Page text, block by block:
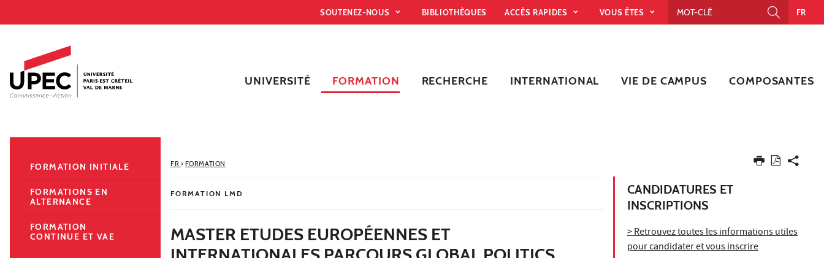
Accès directs
Recherche
Navigation secondaire
SOUTENEZ-NOUS BIBLIOTHÈQUES ACCÈS RAPIDES VOUS ÊTES FR
UNIVERSITÉ FORMATION RECHERCHE INTERNATIONAL VIE DE CAMPUS COMPOSANTES
FR › FORMATION
FORMATION LMD
MASTER ETUDES EUROPÉENNES ET
CANDIDATURES ET
INSCRIPTIONS
> Retrouvez toutes les informations utiles
pour candidater et vous inscrire
FORMATION INITIALE
FORMATIONS EN
ALTERNANCE
FORMATION
CONTINUE ET VAE